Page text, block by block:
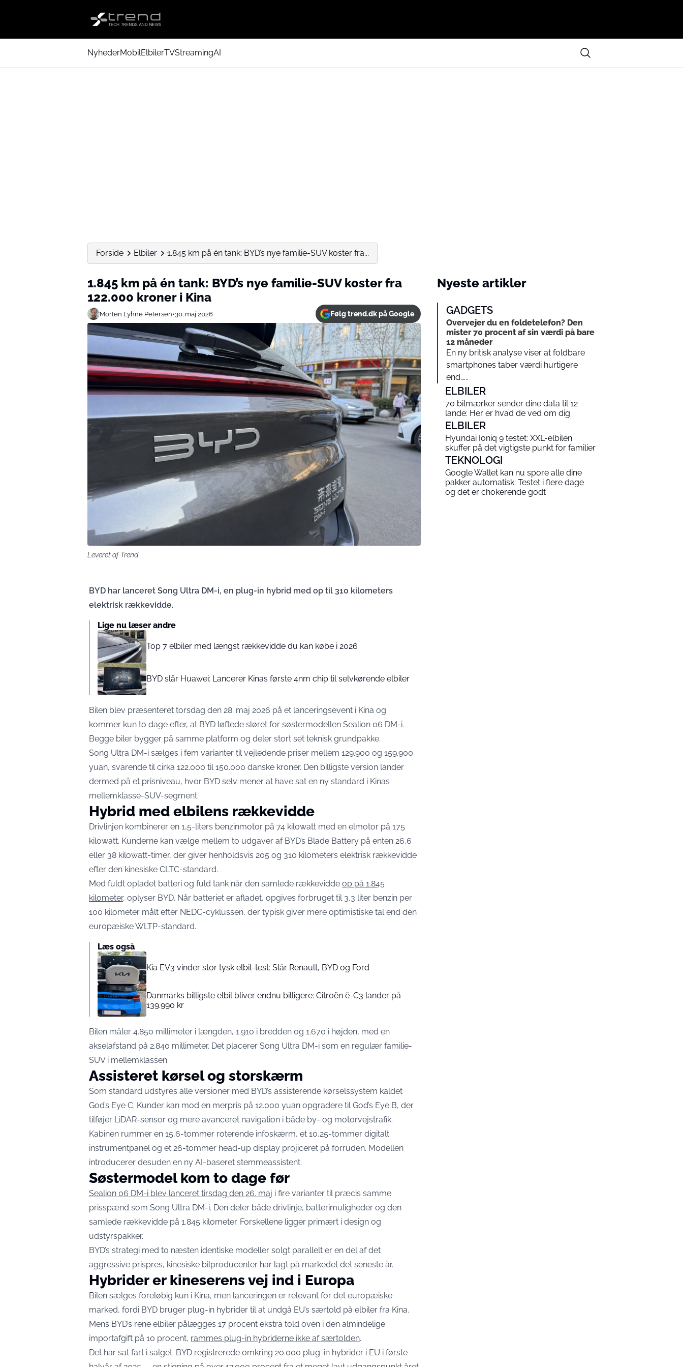
NyhederMobilElbilerTVStreamingAI
Forside Elbiler 1.845 km på én tank: BYD’s nye familie-SUV koster fra...
1.845 km på én tank: BYD’s nye familie-SUV koster fra
122.000 kroner i Kina
Morten Lyhne Petersen•30. maj 2026 Følg trend.dk på Google
Leveret af Trend
BYD har lanceret Song Ultra DM-i, en plug-in hybrid med op til 310 kilometers
elektrisk rækkevidde.
Lige nu læser andre
Top 7 elbiler med længst rækkevidde du kan købe i 2026
BYD slår Huawei: Lancerer Kinas første 4nm chip til selvkørende elbiler
Bilen blev præsenteret torsdag den 28. maj 2026 på et lanceringsevent i Kina og
kommer kun to dage efter, at BYD løftede sløret for søstermodellen Sealion 06 DM-i.
Begge biler bygger på samme platform og deler stort set teknisk grundpakke.
Song Ultra DM-i sælges i fem varianter til vejledende priser mellem 129.900 og 159.900
yuan, svarende til cirka 122.000 til 150.000 danske kroner. Den billigste version lander
dermed på et prisniveau, hvor BYD selv mener at have sat en ny standard i Kinas
mellemklasse-SUV-segment.
Hybrid med elbilens rækkevidde
Drivlinjen kombinerer en 1,5-liters benzinmotor på 74 kilowatt med en elmotor på 175
kilowatt. Kunderne kan vælge mellem to udgaver af BYD’s Blade Battery på enten 26,6
eller 38 kilowatt-timer, der giver henholdsvis 205 og 310 kilometers elektrisk rækkevidde
efter den kinesiske CLTC-standard.
Med fuldt opladet batteri og fuld tank når den samlede rækkevidde op på 1.845
kilometer, oplyser BYD. Når batteriet er afladet, opgives forbruget til 3,3 liter benzin per
100 kilometer målt efter NEDC-cyklussen, der typisk giver mere optimistiske tal end den
europæiske WLTP-standard.
Læs også
Kia EV3 vinder stor tysk elbil-test: Slår Renault, BYD og Ford
Danmarks billigste elbil bliver endnu billigere: Citroën ë-C3 lander på
139.990 kr
Bilen måler 4.850 millimeter i længden, 1.910 i bredden og 1.670 i højden, med en
akselafstand på 2.840 millimeter. Det placerer Song Ultra DM-i som en regulær familie-
SUV i mellemklassen.
Assisteret kørsel og storskærm
Som standard udstyres alle versioner med BYD’s assisterende kørselssystem kaldet
God’s Eye C. Kunder kan mod en merpris på 12.000 yuan opgradere til God’s Eye B, der
tilføjer LiDAR-sensor og mere avanceret navigation i både by- og motorvejstrafik.
Kabinen rummer en 15,6-tommer roterende infoskærm, et 10,25-tommer digitalt
instrumentpanel og et 26-tommer head-up display projiceret på forruden. Modellen
introducerer desuden en ny AI-baseret stemmeassistent.
Søstermodel kom to dage før
Sealion 06 DM-i blev lanceret tirsdag den 26. maj i fire varianter til præcis samme
prisspænd som Song Ultra DM-i. Den deler både drivlinje, batterimuligheder og den
samlede rækkevidde på 1.845 kilometer. Forskellene ligger primært i design og
udstyrspakker.
BYD’s strategi med to næsten identiske modeller solgt parallelt er en del af det
aggressive prispres, kinesiske bilproducenter har lagt på markedet det seneste år.
Hybrider er kineserens vej ind i Europa
Bilen sælges foreløbig kun i Kina, men lanceringen er relevant for det europæiske
marked, fordi BYD bruger plug-in hybrider til at undgå EU’s særtold på elbiler fra Kina.
Mens BYD’s rene elbiler pålægges 17 procent ekstra told oven i den almindelige
importafgift på 10 procent, rammes plug-in hybriderne ikke af særtolden.
Det har sat fart i salget. BYD registrerede omkring 20.000 plug-in hybrider i EU i første
Nyeste artikler
GADGETS
Overvejer du en foldetelefon? Den
mister 70 procent af sin værdi på bare
12 måneder
En ny britisk analyse viser at foldbare
smartphones taber værdi hurtigere
end…...
ELBILER
70 bilmærker sender dine data til 12
lande: Her er hvad de ved om dig
ELBILER
Hyundai Ioniq 9 testet: XXL-elbilen
skuffer på det vigtigste punkt for familier
TEKNOLOGI
Google Wallet kan nu spore alle dine
pakker automatisk: Testet i flere dage
og det er chokerende godt